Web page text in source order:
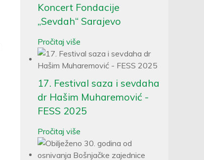
Koncert Fondacije
„Sevdah“ Sarajevo
Pročitaj više
17. Festival saza i sevdaha
dr Hašim Muharemović -
FESS 2025
Pročitaj više